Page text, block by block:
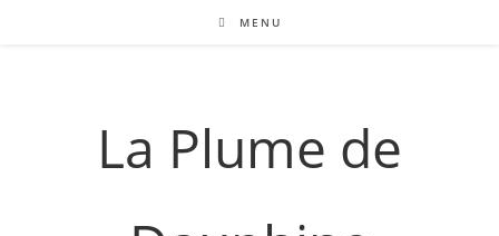
MENU
La Plume de